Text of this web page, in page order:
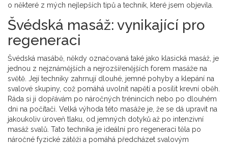
o některé z mých nejlepších tipů a technik, které jsem objevila.
Švédská masáž: vynikající pro
regeneraci
Švédská masábě, někdy označovaná také jako klasická masáž, je
jednou z nejznámějších a nejrozšířenějších forem masáže na
světě. Její techniky zahrnují dlouhé, jemné pohyby a klepání na
svalové skupiny, což pomáhá uvolnit napětí a posílit krevní oběh.
Ráda si ji dopřávám po náročných trénincích nebo po dlouhém
dni na počítači. Velká výhoda této masáže je, že se dá upravit na
jakoukoliv úroveň tlaku, od jemných dotyků až po intenzivní
masáž svalů. Tato technika je ideální pro regeneraci těla po
náročné fyzické zátěži a pomáhá předcházet svalovým